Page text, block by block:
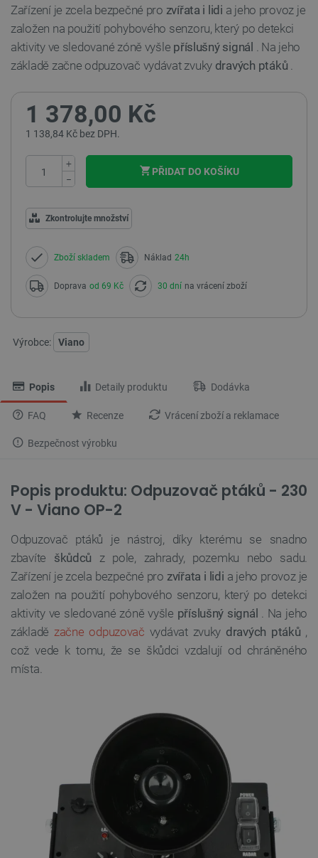
Zařízení je zcela bezpečné pro zvířata i lidi a jeho provoz je
založen na použití pohybového senzoru, který po detekci
aktivity ve sledované zóně vyšle příslušný signál . Na jeho
základě začne odpuzovač vydávat zvuky dravých ptáků .
1 378,00 Kč
1 138,84 Kč bez DPH.
+
−
PŘIDAT DO KOŠÍKU
Zkontrolujte množství
Zboží skladem Náklad 24h
Doprava od 69 Kč 30 dní na vrácení zboží
Výrobce: Viano
Popis Detaily produktu Dodávka
FAQ Recenze Vrácení zboží a reklamace
Bezpečnost výrobku
Popis produktu: Odpuzovač ptáků - 230
V - Viano OP-2
Odpuzovač ptáků je nástroj, díky kterému se snadno
zbavíte škůdců z pole, zahrady, pozemku nebo sadu.
Zařízení je zcela bezpečné pro zvířata i lidi a jeho provoz je
založen na použití pohybového senzoru, který po detekci
aktivity ve sledované zóně vyšle příslušný signál . Na jeho
základě začne odpuzovač vydávat zvuky dravých ptáků ,
což vede k tomu, že se škůdci vzdalují od chráněného
místa.